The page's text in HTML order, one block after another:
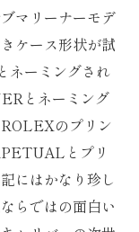
マリーナーモデ
ケース形状が試
ネーミングされ
とネーミング
のプリン
とプリ
にはかなり珍し
らではの面白い